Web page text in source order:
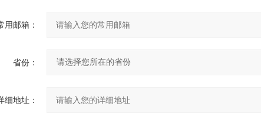
用邮箱：
省份：
细地址：